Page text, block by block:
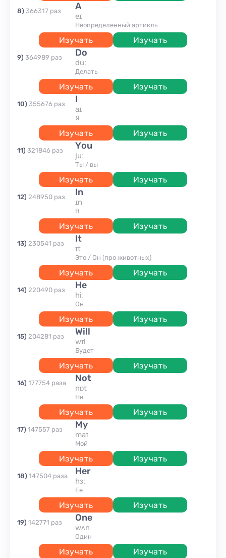
8) 366317 раз A
eɪ
Неопределенный артикль
Изучать Изучать
9) 364989 раз do
duː
делать
Изучать Изучать
10) 355676 раз I
aɪ
я
Изучать Изучать
11) 321846 раз you
juː
Ты / вы
Изучать Изучать
12) 248950 раз in
ɪn
в
Изучать Изучать
13) 230541 раз it
ɪt
Это / Он (про животных)
Изучать Изучать
14) 220490 раз he
hiː
он
Изучать Изучать
15) 204281 раз will
wɪl
будет
Изучать Изучать
16) 177754 раза not
nɒt
Не
Изучать Изучать
17) 147557 раз my
maɪ
мой
Изучать Изучать
18) 147504 раза her
hɜː
ее
Изучать Изучать
19) 142771 раз one
wʌn
один
Изучать Изучать